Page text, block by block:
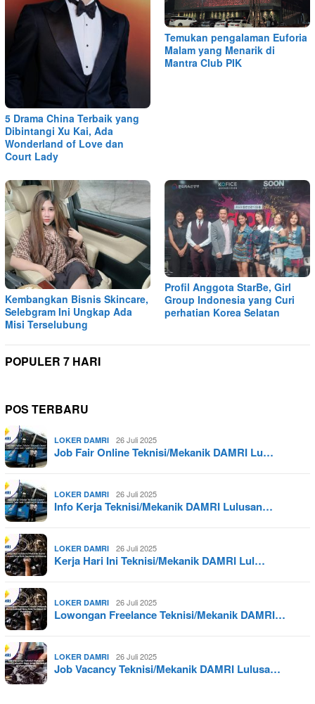
5 Drama China Terbaik yang
Dibintangi Xu Kai, Ada
Wonderland of Love dan
Court Lady
Temukan pengalaman Euforia
Malam yang Menarik di
Mantra Club PIK
Kembangkan Bisnis Skincare,
Selebgram Ini Ungkap Ada
Misi Terselubung
Profil Anggota StarBe, Girl
Group Indonesia yang Curi
perhatian Korea Selatan
POPULER 7 HARI
POS TERBARU
LOKER DAMRI 26 Juli 2025
Job Fair Online Teknisi/Mekanik DAMRI Lu…
LOKER DAMRI 26 Juli 2025
Info Kerja Teknisi/Mekanik DAMRI Lulusan…
LOKER DAMRI 26 Juli 2025
Kerja Hari Ini Teknisi/Mekanik DAMRI Lul…
LOKER DAMRI 26 Juli 2025
Lowongan Freelance Teknisi/Mekanik DAMRI…
LOKER DAMRI 26 Juli 2025
Job Vacancy Teknisi/Mekanik DAMRI Lulusa…